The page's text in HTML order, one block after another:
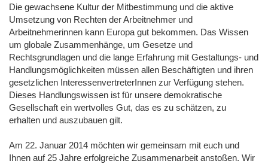
Die gewachsene Kultur der Mitbestimmung und die aktive
Umsetzung von Rechten der Arbeitnehmer und
Arbeitnehmerinnen kann Europa gut bekommen. Das Wissen
um globale Zusammenhänge, um Gesetze und
Rechtsgrundlagen und die lange Erfahrung mit Gestaltungs- und
Handlungsmöglichkeiten müssen allen Beschäftigten und ihren
gesetzlichen InteressenvertreterInnen zur Verfügung stehen.
Dieses Handlungswissen ist für unsere demokratische
Gesellschaft ein wertvolles Gut, das es zu schätzen, zu
erhalten und auszubauen gilt.
Am 22. Januar 2014 möchten wir gemeinsam mit euch und
Ihnen auf 25 Jahre erfolgreiche Zusammenarbeit anstoßen. Wir